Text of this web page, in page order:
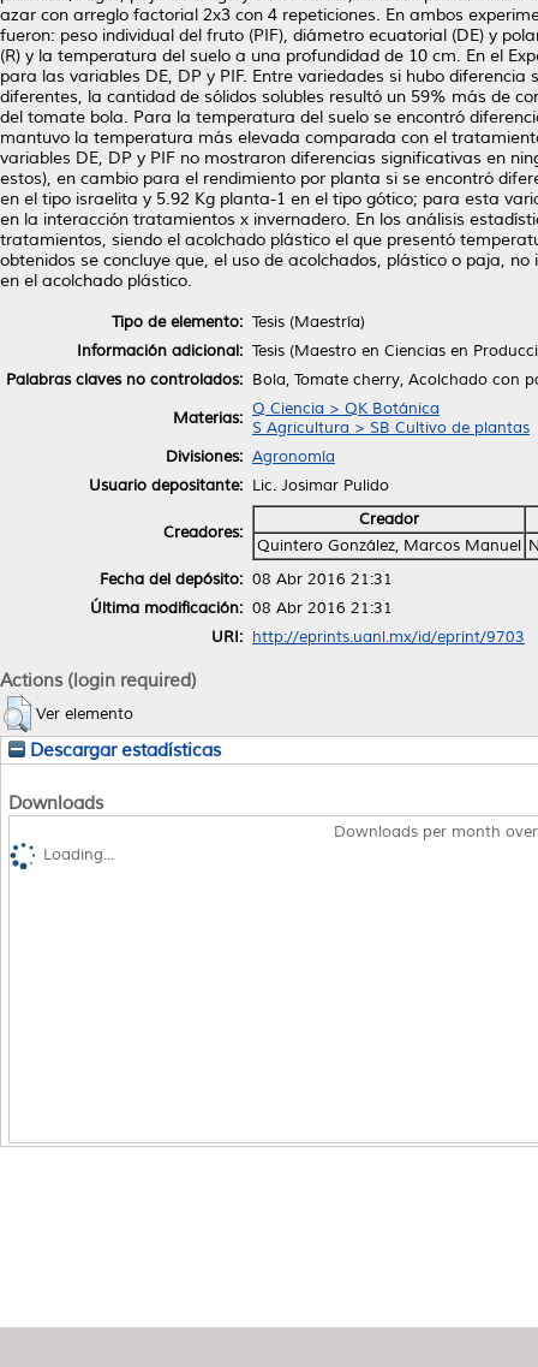
azar con arreglo factorial 2x3 con 4 repeticiones. En ambos
fueron: peso individual del fruto (PIF), diámetro ecuatorial (DE) y
(R) y la temperatura del suelo a una profundidad de 10 cm. En el
para las variables DE, DP y PIF. Entre variedades si hubo
diferentes, la cantidad de sólidos solubles resultó un 59% más de
del tomate bola. Para la temperatura del suelo se encontró
mantuvo la temperatura más elevada comparada con el
variables DE, DP y PIF no mostraron diferencias significativas en
estos), en cambio para el rendimiento por planta si se encontró
en el tipo israelita y 5.92 Kg planta-1 en el tipo gótico; para esta
en la interacción tratamientos x invernadero. En los análisis
tratamientos, siendo el acolchado plástico el que presentó
obtenidos se concluye que, el uso de acolchados, plástico o paja,
en el acolchado plástico.
Tipo de elemento: Tesis (Maestría)
Información adicional: Tesis (Maestro en Ciencias en
Palabras claves no controlados: Bola, Tomate cherry, Acolchado con
Materias: Q Ciencia > QK Botánica
S Agricultura > SB Cultivo de plantas
Divisiones: Agronomía
Usuario depositante: Lic. Josimar Pulido
Creadores:
Creador
Quintero González, Marcos Manuel
Fecha del depósito: 08 Abr 2016 21:31
Última modificación: 08 Abr 2016 21:31
URI: http://eprints.uanl.mx/id/eprint/9703
Actions (login required)
Ver elemento
Descargar estadísticas
Downloads
Downloads per month
Loading...